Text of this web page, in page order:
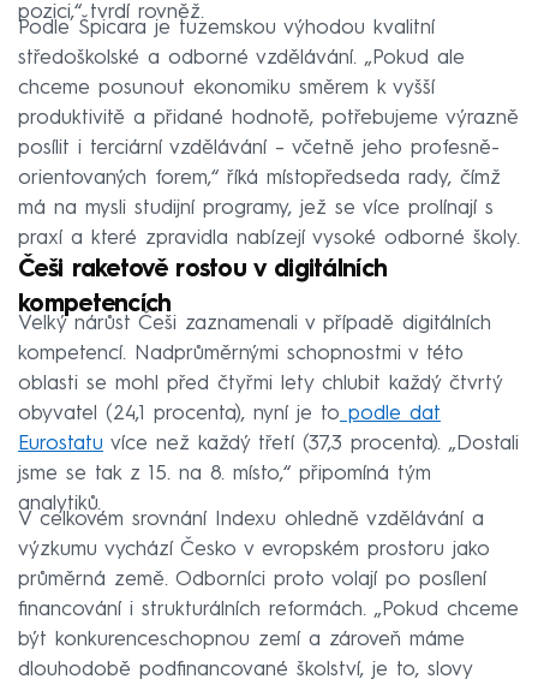
pozici,“ tvrdí rovněž.
Podle Špicara je tuzemskou výhodou kvalitní
středoškolské a odborné vzdělávání. „Pokud ale
chceme posunout ekonomiku směrem k vyšší
produktivitě a přidané hodnotě, potřebujeme výrazně
posílit i terciární vzdělávání – včetně jeho profesně-
orientovaných forem,“ říká místopředseda rady, čímž
má na mysli studijní programy, jež se více prolínají s
praxí a které zpravidla nabízejí vysoké odborné školy.
Češi raketově rostou v digitálních
kompetencích
Velký nárůst Češi zaznamenali v případě digitálních
kompetencí. Nadprůměrnými schopnostmi v této
oblasti se mohl před čtyřmi lety chlubit každý čtvrtý
obyvatel (24,1 procenta), nyní je to podle dat
Eurostatu více než každý třetí (37,3 procenta). „Dostali
jsme se tak z 15. na 8. místo,“ připomíná tým
analytiků.
V celkovém srovnání Indexu ohledně vzdělávání a
výzkumu vychází Česko v evropském prostoru jako
průměrná země. Odborníci proto volají po posílení
financování i strukturálních reformách. „Pokud chceme
být konkurenceschopnou zemí a zároveň máme
dlouhodobě podfinancované školství, je to, slovy